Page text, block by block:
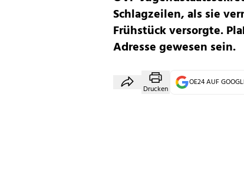
Schlagzeilen, als sie
Frühstück versorgte.
Adresse gewesen sein.
Drucken
OE24 AUF